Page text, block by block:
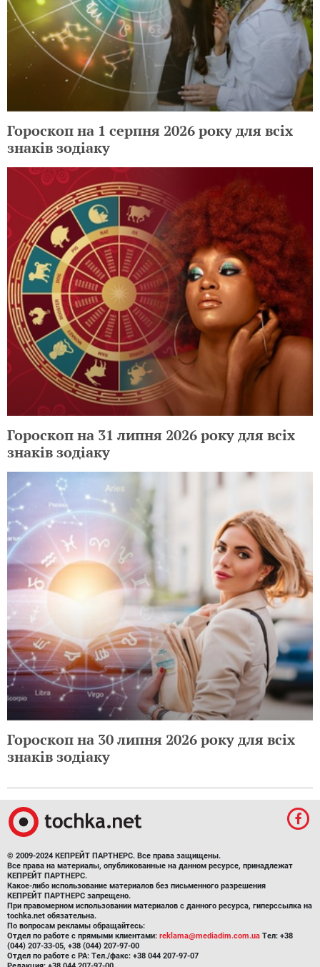
Гороскоп на 1 серпня 2026 року для всіх
знаків зодіаку
Гороскоп на 31 липня 2026 року для всіх
знаків зодіаку
Гороскоп на 30 липня 2026 року для всіх
знаків зодіаку
© 2009-2024 КЕПРЕЙТ ПАРТНЕРС. Все права защищены.
Все права на материалы, опубликованные на данном ресурсе, принадлежат
КЕПРЕЙТ ПАРТНЕРС.
Какое-либо использование материалов без письменного разрешения
КЕПРЕЙТ ПАРТНЕРС запрещено.
При правомерном использовании материалов с данного ресурса, гиперссылка на
tochka.net обязательна.
По вопросам рекламы обращайтесь:
Отдел по работе с прямыми клиентами: reklama@mediadim.com.ua Тел: +38
(044) 207-33-05, +38 (044) 207-97-00
Отдел по работе с РА: Тел./факс: +38 044 207-97-07